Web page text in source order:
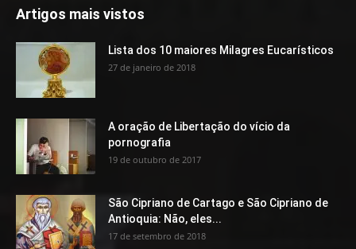
Artigos mais vistos
Lista dos 10 maiores Milagres Eucarísticos
27 de janeiro de 2018
A oração de Libertação do vício da
pornografia
19 de outubro de 2017
São Cipriano de Cartago e São Cipriano de
Antioquia: Não, eles...
17 de setembro de 2018